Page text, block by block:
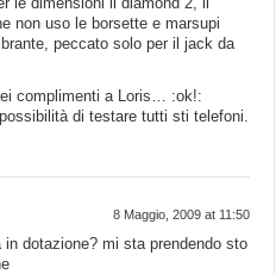
non uso le borsette e marsupi
peccato solo per il jack da
complimenti a Loris… :ok!:
di testare tutti sti telefoni.
8 Maggio, 2009 at 11:50
in dotazione? mi sta prendendo sto